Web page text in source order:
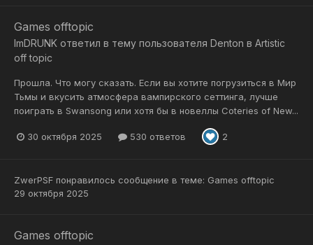
Games offtopic
ImDRUNK ответил в тему пользователя Denton в Artistic
off topic
Прошла. Что могу сказать. Если вы хотите погрузиться в Мир
Тьмы и вкусить атмосфера вампирского сеттинга, лучше
поиграть в Swansong или хотя бы в новеллы Coteries of New...
30 октября 2025 530 ответов 2
ZwerPSF понравилось сообщение в теме: Games offtopic
29 октября 2025
Games offtopic